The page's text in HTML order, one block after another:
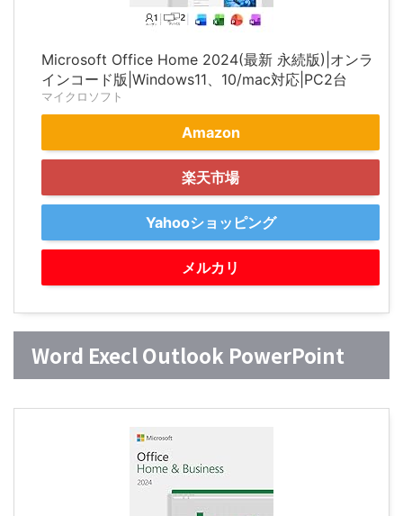
Microsoft Office Home 2024(最新 永続版)|オンラ
インコード版|Windows11、10/mac対応|PC2台
マイクロソフト
Amazon
楽天市場
Yahooショッピング
メルカリ
Word Execl Outlook PowerPoint